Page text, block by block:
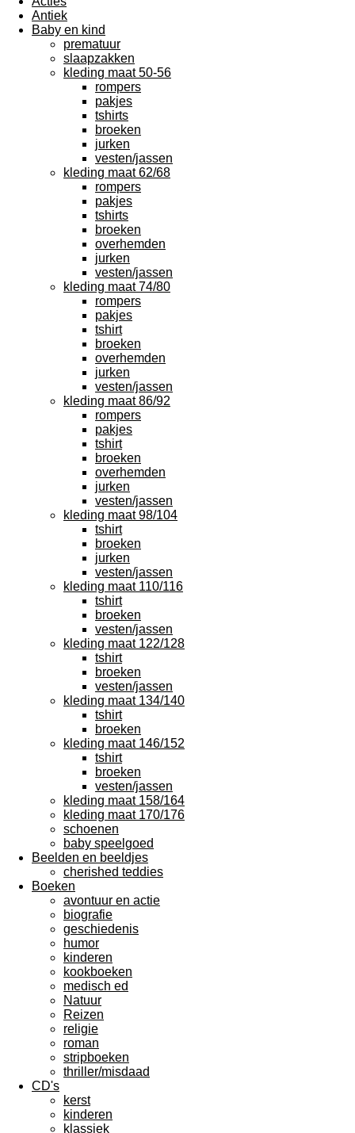
Antiek
Baby en kind
prematuur
slaapzakken
kleding maat 50-56
rompers
pakjes
tshirts
broeken
jurken
vesten/jassen
kleding maat 62/68
rompers
pakjes
tshirts
broeken
overhemden
jurken
vesten/jassen
kleding maat 74/80
rompers
pakjes
tshirt
broeken
overhemden
jurken
vesten/jassen
kleding maat 86/92
rompers
pakjes
tshirt
broeken
overhemden
jurken
vesten/jassen
kleding maat 98/104
tshirt
broeken
jurken
vesten/jassen
kleding maat 110/116
tshirt
broeken
vesten/jassen
kleding maat 122/128
tshirt
broeken
vesten/jassen
kleding maat 134/140
tshirt
broeken
kleding maat 146/152
tshirt
broeken
vesten/jassen
kleding maat 158/164
kleding maat 170/176
schoenen
baby speelgoed
Beelden en beeldjes
cherished teddies
Boeken
avontuur en actie
biografie
geschiedenis
humor
kinderen
kookboeken
medisch ed
Natuur
Reizen
religie
roman
stripboeken
thriller/misdaad
CD's
kerst
kinderen
klassiek